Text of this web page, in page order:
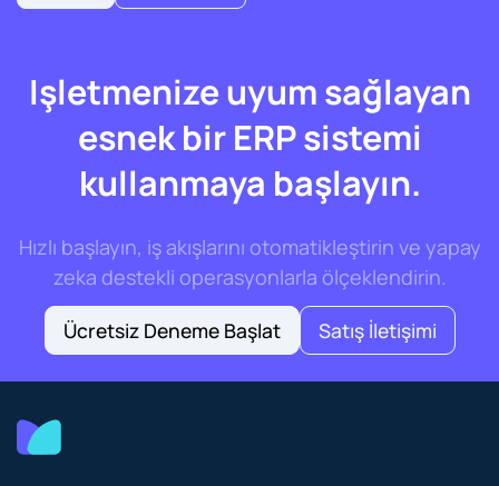
Işletmenize uyum sağlayan
esnek bir ERP sistemi
kullanmaya başlayın.
Hızlı başlayın, iş akışlarını otomatikleştirin ve yapay
zeka destekli operasyonlarla ölçeklendirin.
Ücretsiz Deneme Başlat
Satış İletişimi